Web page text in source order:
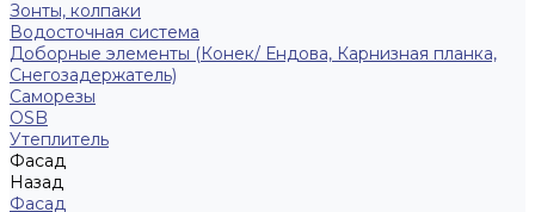
Зонты, колпаки
Водосточная система
Доборные элементы (Конек/ Ендова, Карнизная планка,
Снегозадержатель)
Саморезы
ОSB
Утеплитель
Фасад
Назад
Фасад